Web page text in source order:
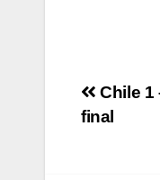
Chile 1
final